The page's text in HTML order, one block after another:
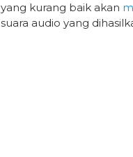
yang kurang baik akan
suara audio yang